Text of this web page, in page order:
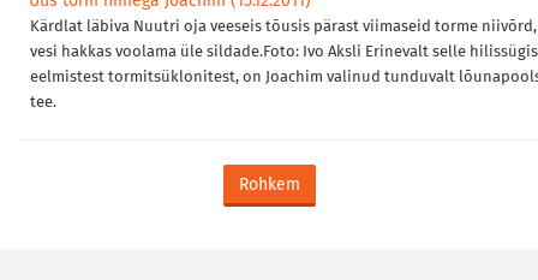
Kärdlat läbiva Nuutri oja veeseis tõusis pärast viimaseid torme
vesi hakkas voolama üle sildade.Foto: Ivo Aksli Erinevalt selle
eelmistest tormitsüklonitest, on Joachim valinud tunduvalt
tee.
Rohkem